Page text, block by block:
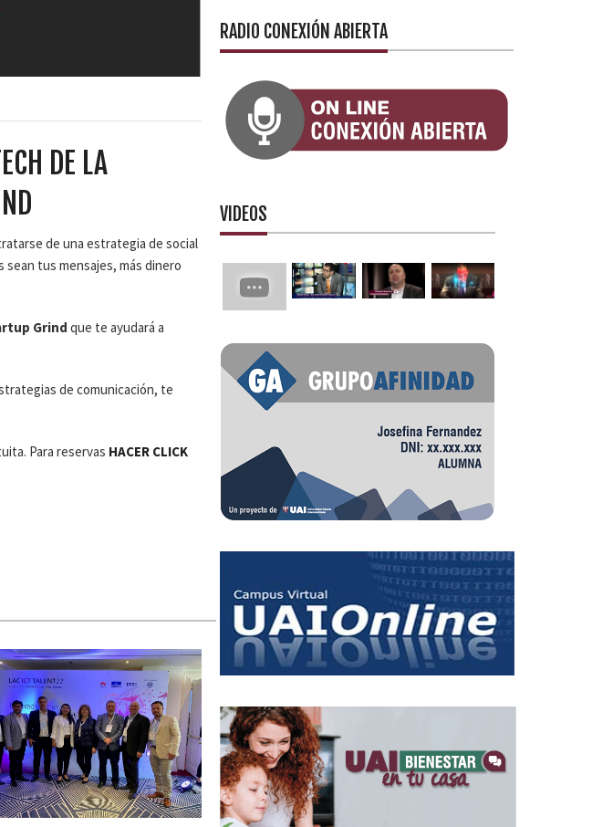
DE LA
de una estrategia de social
tus mensajes, más dinero
Grind que te ayudará a
de comunicación, te
Para reservas HACER CLICK
RADIO CONEXIÓN ABIERTA
VIDEOS